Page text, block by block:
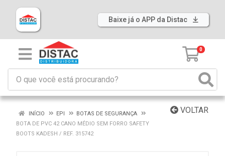
Baixe já o APP da Distac
0
VOLTAR
INÍCIO EPI
BOTAS DE SEGURANÇA
BOTA DE PVC 42 CANO MÉDIO SEM FORRO SAFETY
BOOTS KADESH / REF. 315742